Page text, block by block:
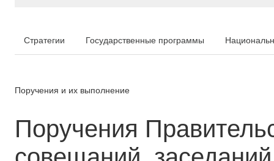
Стратегии Государственные программы
Поручения и их выполнение
Поручения